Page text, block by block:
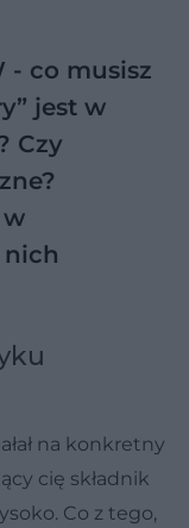
- co musisz
jest w
Czy
w
nich
na konkretny
cię składnik
Co z tego,